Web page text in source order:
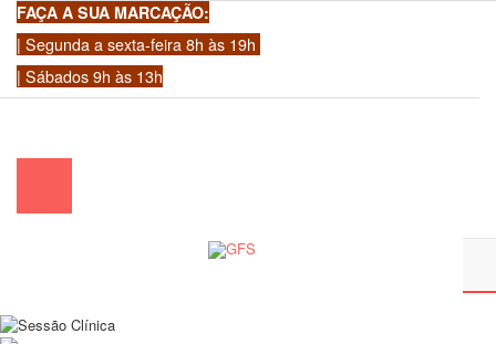
FAÇA A SUA MARCAÇÃO:
| Segunda a sexta-feira 8h às 19h
| Sábados 9h às 13h